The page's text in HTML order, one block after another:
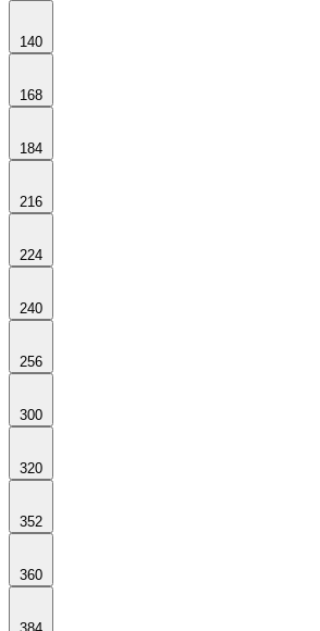
140
168
184
216
224
240
256
300
320
352
360